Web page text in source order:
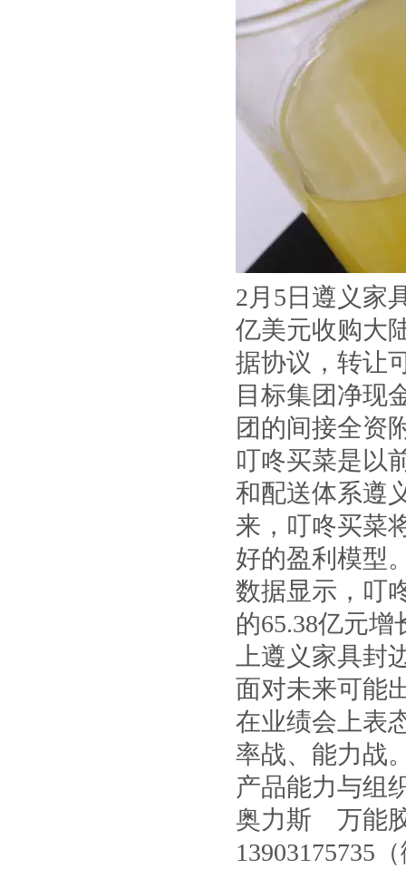
2月5日遵义家
亿美元收购大
据协议，转让
目标集团净现
团的间接全资
叮咚买菜是以
和配送体系遵
来，叮咚买菜
好的盈利模型
数据显示，叮
的65.38亿元
上遵义家具封
面对未来可能
在业绩会上表
率战、能力战
产品能力与组
奥力斯 万能
13903175735